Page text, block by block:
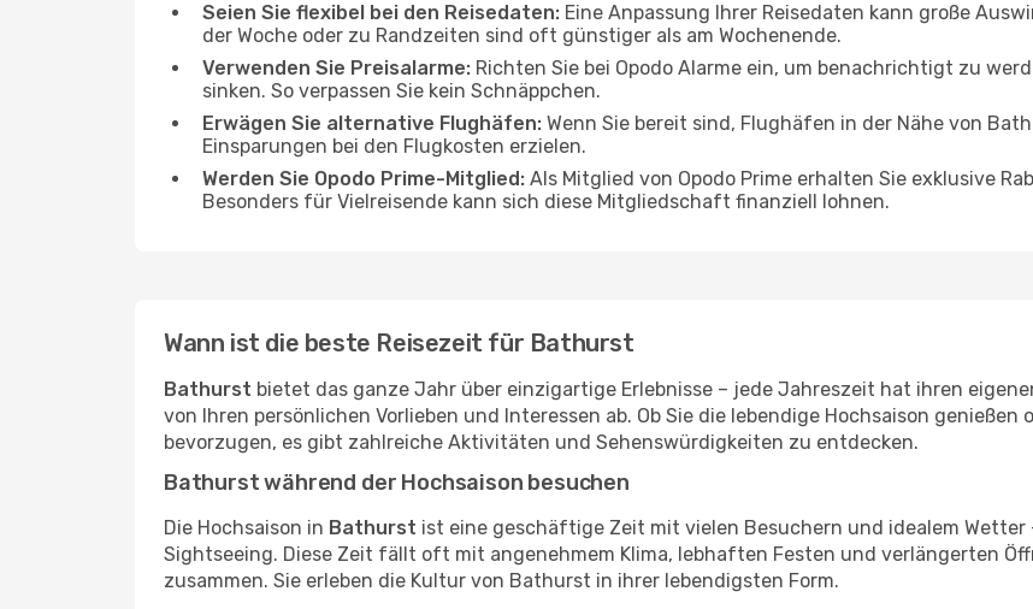
Seien Sie flexibel bei den Reisedaten: Eine Anpassung Ihrer Reisedaten kann große
der Woche oder zu Randzeiten sind oft günstiger als am Wochenende.
Verwenden Sie Preisalarme: Richten Sie bei Opodo Alarme ein, um benachrichtigt zu
sinken. So verpassen Sie kein Schnäppchen.
Erwägen Sie alternative Flughäfen: Wenn Sie bereit sind, Flughäfen in der Nähe von
Einsparungen bei den Flugkosten erzielen.
Werden Sie Opodo Prime-Mitglied: Als Mitglied von Opodo Prime erhalten Sie exklusive
Besonders für Vielreisende kann sich diese Mitgliedschaft finanziell lohnen.
Wann ist die beste Reisezeit für Bathurst
Bathurst bietet das ganze Jahr über einzigartige Erlebnisse – jede Jahreszeit hat ihren
von Ihren persönlichen Vorlieben und Interessen ab. Ob Sie die lebendige Hochsaison
bevorzugen, es gibt zahlreiche Aktivitäten und Sehenswürdigkeiten zu entdecken.
Bathurst während der Hochsaison besuchen
Die Hochsaison in Bathurst ist eine geschäftige Zeit mit vielen Besuchern und idealem
Sightseeing. Diese Zeit fällt oft mit angenehmem Klima, lebhaften Festen und verlängerten
zusammen. Sie erleben die Kultur von Bathurst in ihrer lebendigsten Form.